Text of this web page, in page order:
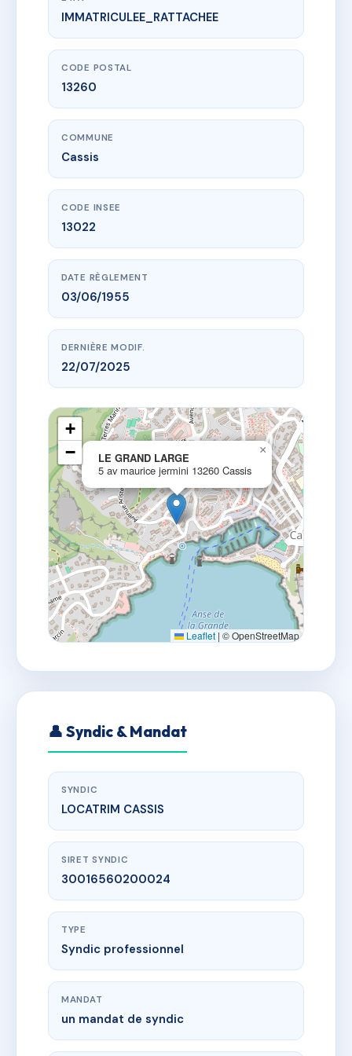
www.vme.plus/AA8055154
LE GRAND LARGE
5 av maurice jermini
IMMATRICULEE_RATTACHEE
CODE POSTAL
13260
COMMUNE
Cassis
CODE INSEE
13022
DATE RÈGLEMENT
03/06/1955
DERNIÈRE MODIF.
22/07/2025
LE GRAND LARGE
5 av maurice jermini 13260 Cassis
×
+
−
Leaflet | © OpenStreetMap
👤 Syndic & Mandat
SYNDIC
LOCATRIM CASSIS
SIRET SYNDIC
30016560200024
TYPE
Syndic professionnel
MANDAT
un mandat de syndic